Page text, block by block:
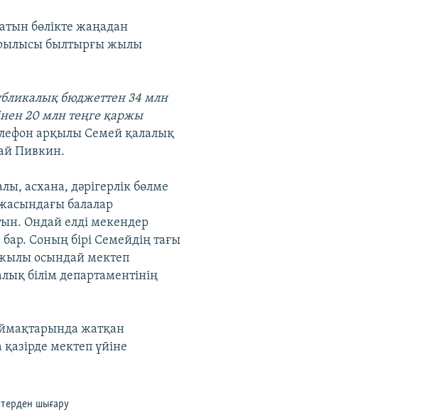
бөлікте жаңадан
былтырғы жылы
бюджеттен 34 млн
20 млн теңге қаржы
арқылы Семей қалалық
Пивкин.
асхана, дәрігерлік бөлме
балалар
Ондай елді мекендер
Соның бірі Семейдің тағы
осындай мектеп
білім департаментінің
жатқан
мектеп үйіне
шығару